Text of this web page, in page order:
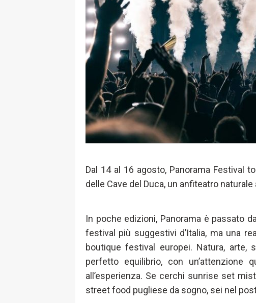
Dal 14 al 16 agosto, Panorama Festival
delle Cave del Duca, un anfiteatro
In poche edizioni, Panorama è passato
festival più suggestivi d’Italia, ma una
boutique festival europei. Natura,
perfetto equilibrio, con un’attenzione
all’esperienza. Se cerchi sunrise set
street food pugliese da sogno, sei nel